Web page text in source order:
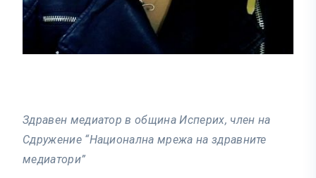
Здравен медиатор в община Исперих, член на
Сдружение “Национална мрежа на здравните
медиатори”